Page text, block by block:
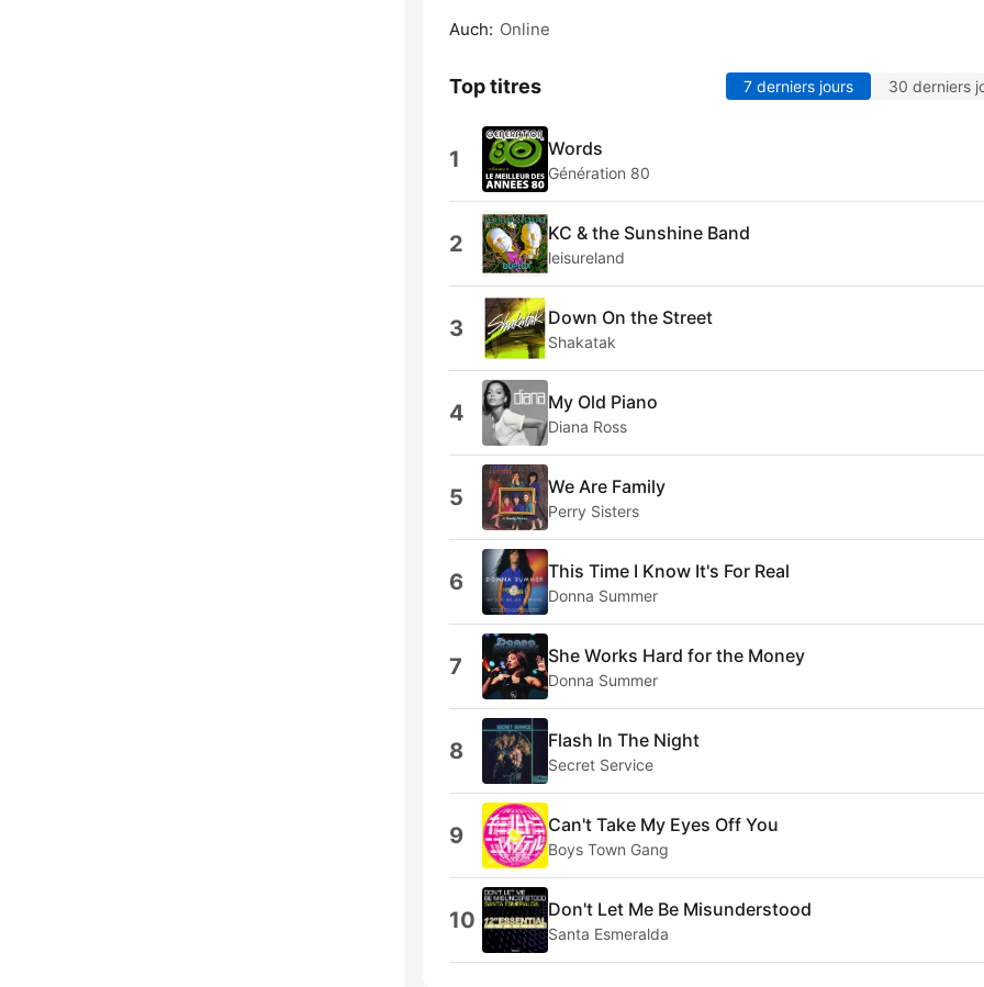
Auch: Online
Top titres 7 derniers jours 30 derniers
1 Words
Génération 80
2 KC & the Sunshine Band
leisureland
3 Down On the Street
Shakatak
4 My Old Piano
Diana Ross
5 We Are Family
Perry Sisters
6 This Time I Know It's For Real
Donna Summer
7 She Works Hard for the Money
Donna Summer
8 Flash In The Night
Secret Service
9 Can't Take My Eyes Off You
Boys Town Gang
10 Don't Let Me Be Misunderstood
Santa Esmeralda